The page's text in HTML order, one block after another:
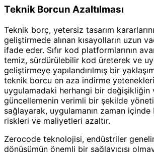
Teknik Borcun Azaltılması
Teknik borç, yetersiz tasarım
geliştirmede alınan kısayolların uzun
ifade eder. Sıfır kod platformlarının
temiz, sürdürülebilir kod üreterek ve
geliştirmeye yapılandırılmış bir
teknik borcu en aza indirme
uygulamadaki herhangi bir değişikliğin
güncellemenin verimli bir şekilde
sağlayarak, uygulamanın zaman içinde
riskleri ve maliyetleri azaltır.
Zerocode teknolojisi, endüstriler
dönüşümün önemli bir sağlayıcısı